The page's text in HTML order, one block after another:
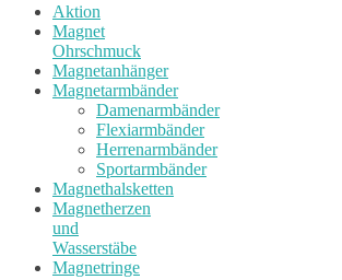
Aktion
Magnet
Ohrschmuck
Magnetanhänger
Magnetarmbänder
Damenarmbänder
Flexiarmbänder
Herrenarmbänder
Sportarmbänder
Magnethalsketten
Magnetherzen
und
Wasserstäbe
Magnetringe